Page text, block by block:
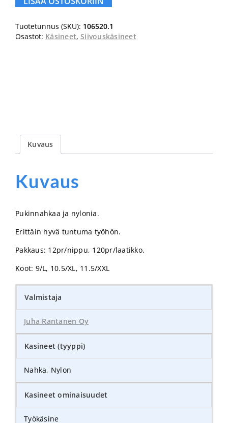
Tuotetunnus (SKU): 106520.1
Osastot: Käsineet, Siivouskäsineet
Kuvaus
Kuvaus
Pukinnahkaa ja nylonia.
Erittäin hyvä tuntuma työhön.
Pakkaus: 12pr/nippu, 120pr/laatikko.
Koot: 9/L, 10.5/XL, 11.5/XXL
Valmistaja
Juha Rantanen Oy
Kasineet (tyyppi)
Nahka, Nylon
Kasineet ominaisuudet
Työkäsine